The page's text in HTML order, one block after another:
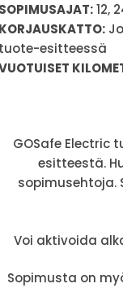
12,
esitteessä
GOSafe Electric
esitteestä.
sopimusehtoja.
Voi aktivoida
Sopimusta on